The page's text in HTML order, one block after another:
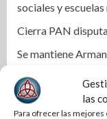
las
Para ofrecer las
sociales y
Cierra PAN
Se mantiene
Anuncian la
Tamaulipas 2026